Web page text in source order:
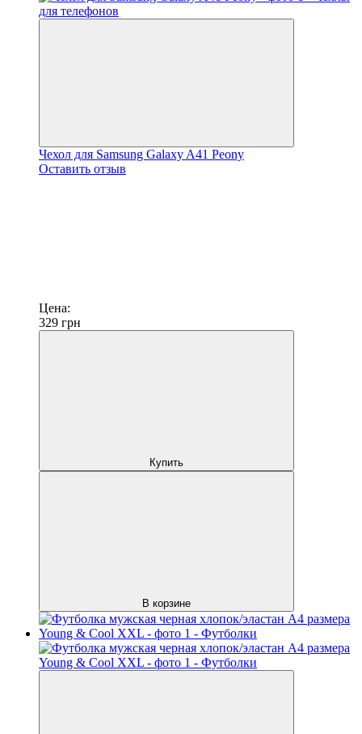
Чехол для Samsung Galaxy A41 Peony
Оставить отзыв
Цена:
329 грн
Купить
В корзине